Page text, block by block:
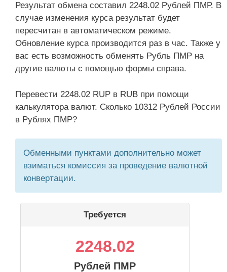
Результат обмена составил 2248.02 Рублей ПМР. В
случае изменения курса результат будет
пересчитан в автоматическом режиме.
Обновление курса производится раз в час. Также у
вас есть возможность обменять Рубль ПМР на
другие валюты с помощью формы справа.
Перевести 2248.02 RUP в RUB при помощи
калькулятора валют. Сколько 10312 Рублей России
в Рублях ПМР?
Обменными пунктами дополнительно может
взиматься комиссия за проведение валютной
конвертации.
Требуется
2248.02
Рублей ПМР